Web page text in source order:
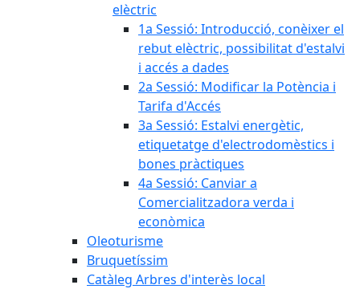
elèctric
1a Sessió: Introducció, conèixer el
rebut elèctric, possibilitat d'estalvi
i accés a dades
2a Sessió: Modificar la Potència i
Tarifa d'Accés
3a Sessió: Estalvi energètic,
etiquetatge d'electrodomèstics i
bones pràctiques
4a Sessió: Canviar a
Comercialitzadora verda i
econòmica
Oleoturisme
Bruquetíssim
Catàleg Arbres d'interès local